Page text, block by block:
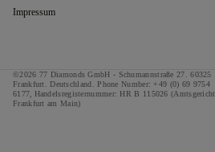
Impressum
©2026 77 Diamonds GmbH - Schumannstraße 27. 60325
Frankfurt. Deutschland. Phone Number: +49 (0) 69 9754
6177,
Handelsregisternummer: HR B 115026 (Amtsgericht
Frankfurt am Main)